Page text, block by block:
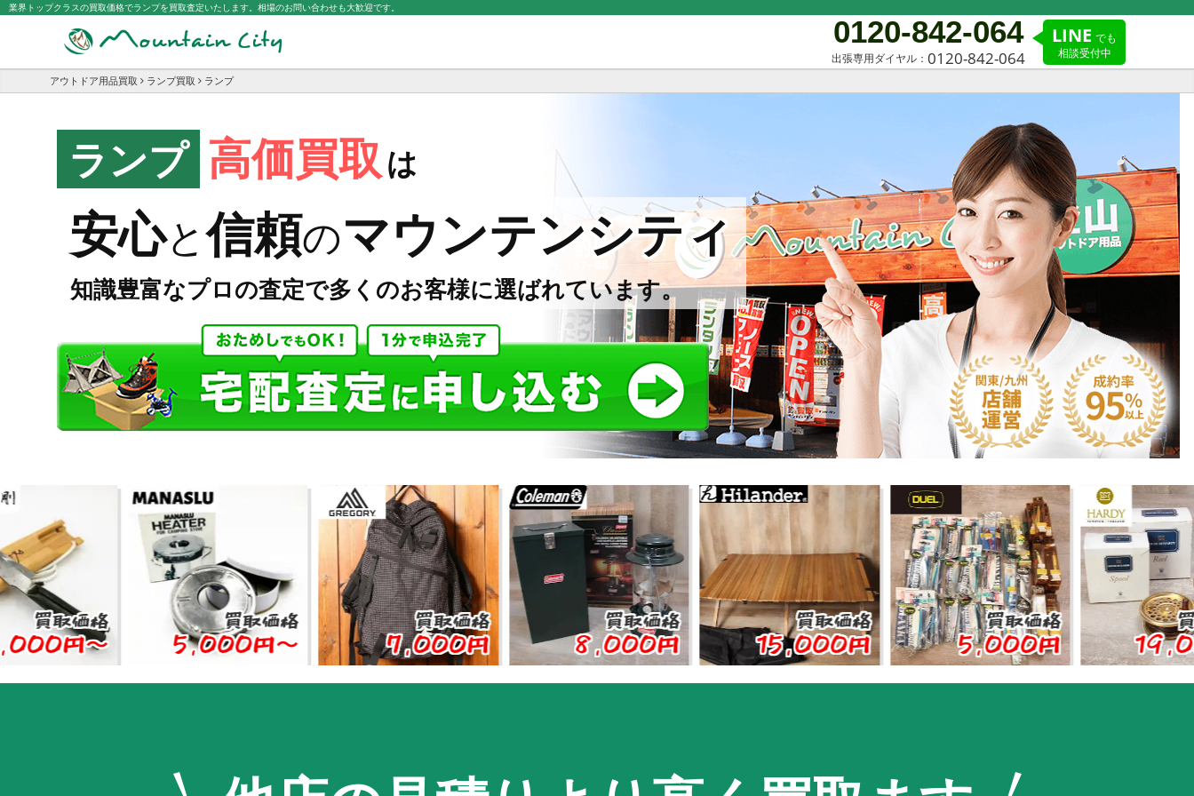
業界トップクラスの買取価格でランプを買取査定いたします。相場のお問い合わせも大歓迎です。
LINE でも
相談受付中
0120-842-064
出張専用ダイヤル： 0120-842-064
アウトドア用品買取 ランプ買取 ランプ
ランプ 高価買取は
安心と信頼のマウンテンシティ
知識豊富なプロの査定で多くのお客様に選ばれています。
価格
〜
買取価格
5,000円〜
買取価格
7,000円
買取価格
8,000円
買取価格
15,000円
買取価格
5,000円
買取価
19,000